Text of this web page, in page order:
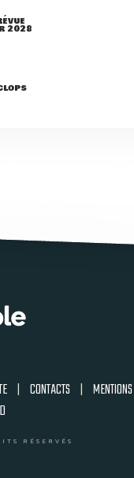
2028
| CONTACTS | MENTIONS
RÉSERVÉS